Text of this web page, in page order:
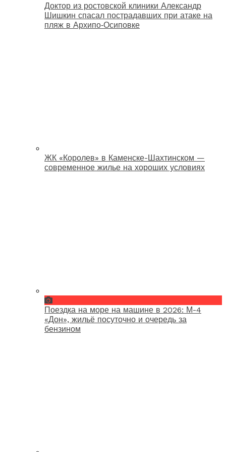
Доктор из ростовской клиники Александр
Шишкин спасал пострадавших при атаке на
пляж в Архипо‑Осиповке
ЖК «Королев» в Каменске-Шахтинском —
современное жилье на хороших условиях
Поездка на море на машине в 2026: М-4
«Дон», жильё посуточно и очередь за
бензином